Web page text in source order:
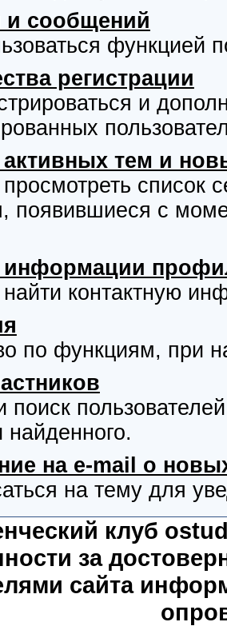
и сообщений
функцией
регистрации
и
тем и
список
появившиеся с
контактную
по функциям, при
поиск
найденного.
на e-mail о
на тему для
клуб
за
сайта